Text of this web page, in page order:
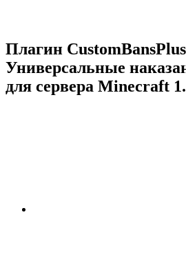
Плагин
Универсальные
для сервера Minecraft